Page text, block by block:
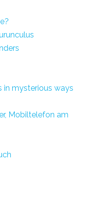
in mysterious ways
Mobiltelefon am